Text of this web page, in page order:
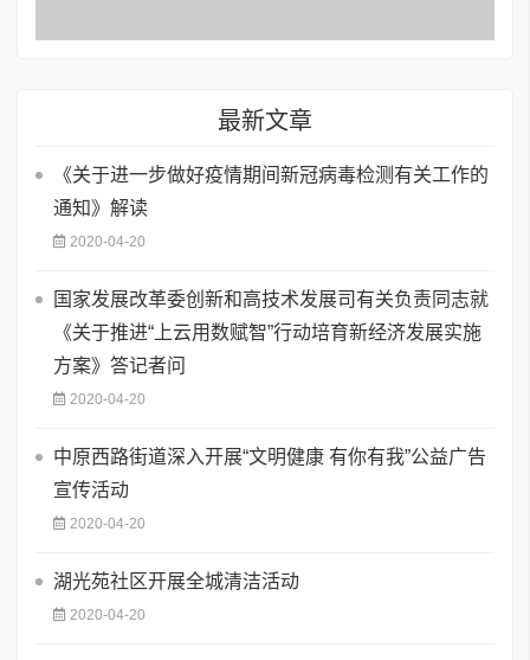
最新文章
《关于进一步做好疫情期间新冠病毒检测有关工作的
通知》解读
2020-04-20
国家发展改革委创新和高技术发展司有关负责同志就
《关于推进“上云用数赋智”行动培育新经济发展实施
方案》答记者问
2020-04-20
中原西路街道深入开展“文明健康 有你有我”公益广告
宣传活动
2020-04-20
湖光苑社区开展全城清洁活动
2020-04-20